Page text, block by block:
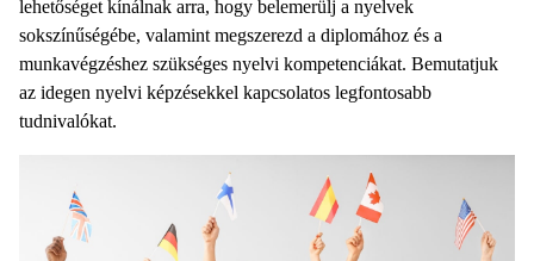
lehetőséget kínálnak arra, hogy belemerülj a nyelvek
sokszínűségébe, valamint megszerezd a diplomához és a
munkavégzéshez szükséges nyelvi kompetenciákat. Bemutatjuk
az idegen nyelvi képzésekkel kapcsolatos legfontosabb
tudnivalókat.